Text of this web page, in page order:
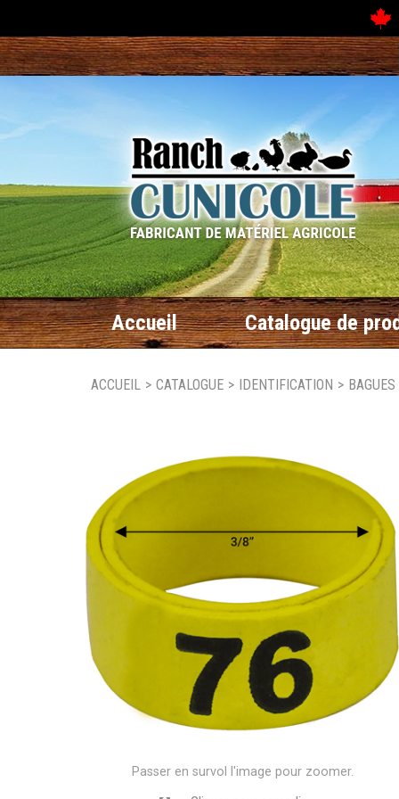
Accueil Catalogue de
ACCUEIL > CATALOGUE > IDENTIFICATION >
Passer en survol l'image pour zoomer.